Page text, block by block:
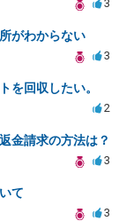
3
がわからない
3
を回収したい。
2
金請求の方法は？
3
て
3